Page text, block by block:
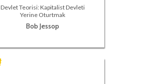
Devlet Teorisi: Kapitalist Devleti
Yerine Oturtmak
Bob Jessop